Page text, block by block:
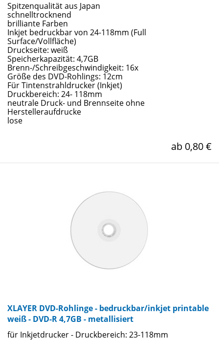
Spitzenqualität aus Japan
schnelltrocknend
brilliante Farben
Inkjet bedruckbar von 24-118mm (Full
Surface/Vollfläche)
Druckseite: weiß
Speicherkapazität: 4,7GB
Brenn-/Schreibgeschwindigkeit: 16x
Größe des DVD-Rohlings: 12cm
Für Tintenstrahldrucker (Inkjet)
Druckbereich: 24- 118mm
neutrale Druck- und Brennseite ohne
Herstelleraufdrucke
lose
ab 0,80 €
XLAYER DVD-Rohlinge - bedruckbar/inkjet printable
weiß - DVD-R 4,7GB - metallisiert
für Inkjetdrucker - Druckbereich: 23-118mm